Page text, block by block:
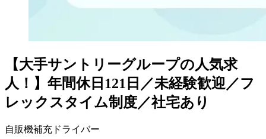
【大手サントリーグループの人気求
人！】年間休日121日／未経験歓迎／フ
レックスタイム制度／社宅あり
自販機補充ドライバー